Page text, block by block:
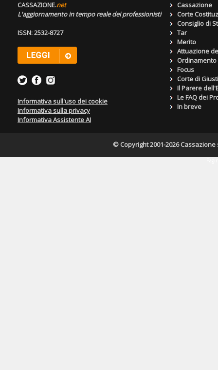
CASSAZIONE.net
L'aggiornamento in tempo reale dei professionisti
ISSN: 2532-8727
Informativa sull'uso dei cookie
Informativa sulla privacy
Informativa Assistente AI
Cassazione
Corte
Consiglio di
Tar
Merito
Attuazione
Focus
Corte di
Il Parere
Le FAQ dei
In breve
© Copyright 2001-2026 Cassazione